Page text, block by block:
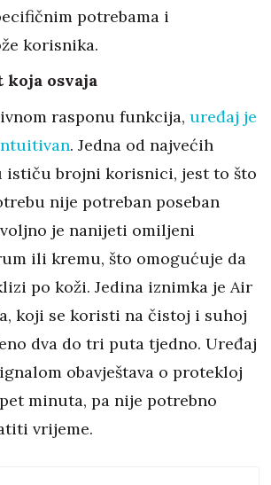
potrebama i
korisnika.
koja osvaja
rasponu funkcija, uređaj je
. Jedna od najvećih
ističu brojni korisnici, jest to što
nije potreban poseban
je nanijeti omiljeni
ili kremu, što omogućuje da
po koži. Jedina iznimka je Air
koji se koristi na čistoj i suhoj
dva do tri puta tjedno. Uređaj
obavještava o protekloj
minuta, pa nije potrebno
vrijeme.